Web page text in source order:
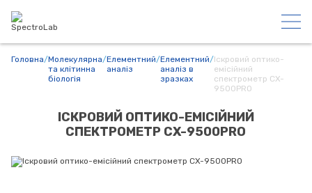
Головна/Молекулярна
та клітинна
біологія
/Елементний
аналіз
/Елементний
аналіз в
зразках
/Іскровий оптико-
емісійний
спектрометр CX-
9500PRO
ІСКРОВИЙ ОПТИКО-ЕМІСІЙНИЙ
СПЕКТРОМЕТР CX-9500PRO